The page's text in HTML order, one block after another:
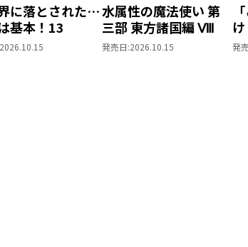
に落とされた…
基本！13
2026.10.15
水属性の魔法使い 第
三部 東方諸国編 Ⅷ
発売日:2026.10.15
が
発